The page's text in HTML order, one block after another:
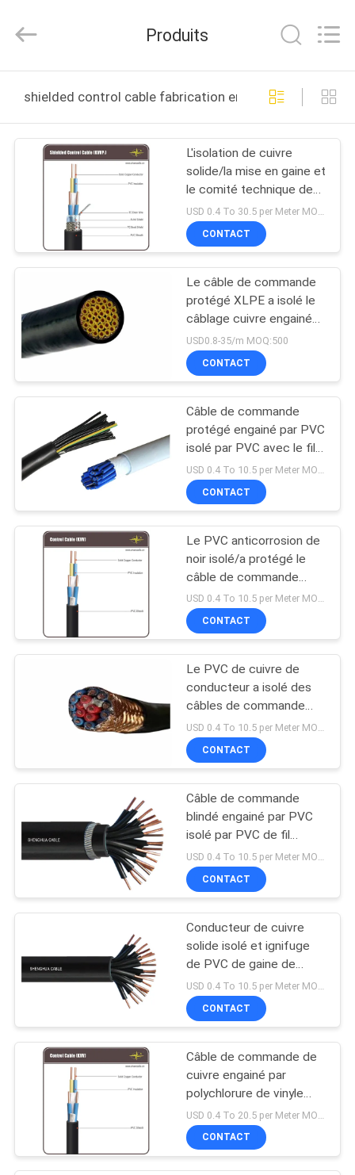
PRODUITS
VIDÉOS
SHOW
PROPOS
NOUS
VISITE
D'USINE
CONTRÔLE
QUALITÉ
CONTACT
NOUVELLES
DE
SOUMISSION
NEWS
PLAN
DU
POLITIQUE
CONFIDENTIALITÉ
Cable
(Group)
All
Reserved.
Produits
shielded control cable fabrication en ligne
L'isolation de cuivre
solide/la mise en gaine et
le comité technique de
PVC de noyau ont tressé
le câble de commande
de bouclier
USD 0.4 To 30.5 per Meter MOQ:1000M
CONTACT
Le câble de commande
protégé XLPE a isolé le
câblage cuivre engainé
par PVC ignifuge
USD0.8-35/m MOQ:500
CONTACT
Câble de commande
protégé engainé par PVC
isolé par PVC avec le fil
de terre vert jaunâtre
CONTACT
Le PVC anticorrosion de
noir isolé/a protégé le
câble de commande
pour être étendue à
l'intérieur
USD 0.4 To 10.5 per Meter MOQ:1000M
CONTACT
Le PVC de cuivre de
conducteur a isolé des
câbles de commande
avec la gaine de PVC et
le bouclier tressé
USD 0.4 To 10.5 per Meter MOQ:1000M
CONTACT
Câble de commande
blindé engainé par PVC
isolé par PVC de fil
d'acier avec la gaine
ignifuge
CONTACT
Conducteur de cuivre
solide isolé et ignifuge
de PVC de gaine de
commande de câbles
CONTACT
Câble de commande de
cuivre engainé par
polychlorure de vinyle
isolé par polychlorure de
vinyle
CONTACT